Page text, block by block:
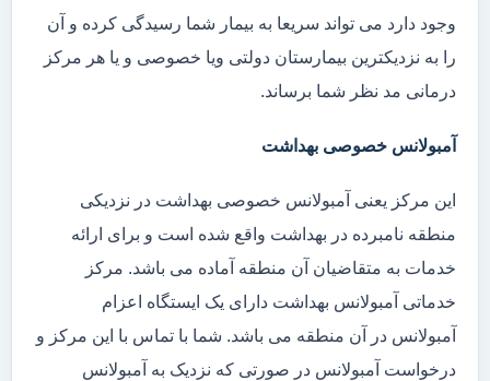
وجود دارد می تواند سریعا به بیمار شما رسیدگی کرده و آن
را به نزدیکترین بیمارستان دولتی ویا خصوصی و یا هر مرکز
درمانی مد نظر شما برساند.
آمبولانس خصوصی بهداشت
این مرکز یعنی آمبولانس خصوصی بهداشت در نزدیکی
منطقه نامبرده در بهداشت واقع شده است و برای ارائه
خدمات به متقاضیان آن منطقه آماده می باشد. مرکز
خدماتی آمبولانس بهداشت دارای یک ایستگاه اعزام
آمبولانس در آن منطقه می باشد. شما با تماس با این مرکز و
درخواست آمبولانس در صورتی که نزدیک به آمبولانس